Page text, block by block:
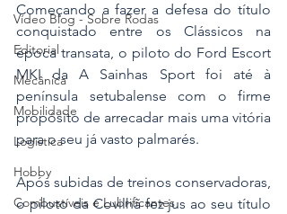
Vídeo Blog - Sobre Rodas
Editorial
Mecânica
Mobilidade
Logística
Hobby
Combustíveis e Lubrificantes
Começando a fazer a defesa do título
conquistado entre os Clássicos na
época transata, o piloto do Ford Escort
MKI da A Sainhas Sport foi até à
península setubalense com o firme
propósito de arrecadar mais uma vitória
para o seu já vasto palmarés.
Após subidas de treinos conservadoras,
o piloto da Covilhã fez jus ao seu título